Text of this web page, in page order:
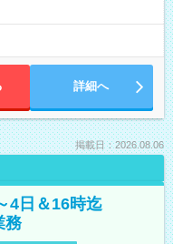
詳細へ
掲載日：2026.08.06
4日＆16時迄
務